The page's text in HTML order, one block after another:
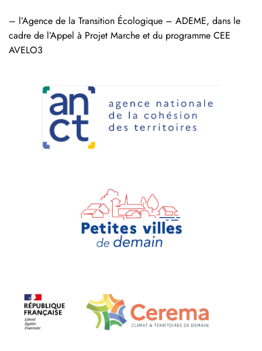
– l’Agence de la Transition Écologique – ADEME, dans le
cadre de l’Appel à Projet Marche et du programme CEE
AVELO3